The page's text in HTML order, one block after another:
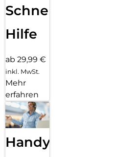
Schnelle
Hilfe
ab 29,99 €
inkl. MwSt.
Mehr
erfahren
Handy